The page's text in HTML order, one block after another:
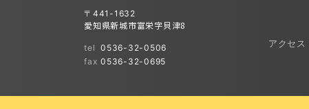
〒441-1632
愛知県新城市富栄字貝津8
tel 0536-32-0506
fax 0536-32-0695
アクセス